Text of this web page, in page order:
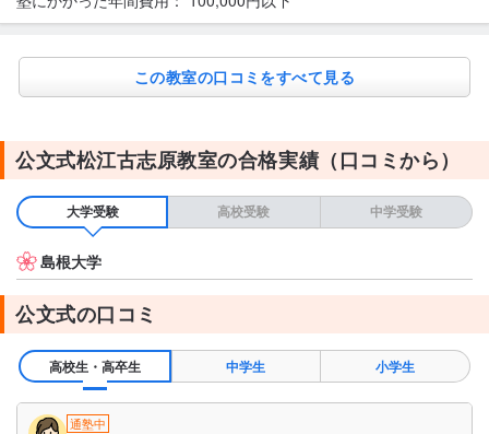
この教室の口コミをすべて見る
公文式松江古志原教室の合格実績（口コミから）
大学受験 高校受験 中学受験
島根大学
公文式の口コミ
高校生・高卒生 中学生 小学生
通塾中